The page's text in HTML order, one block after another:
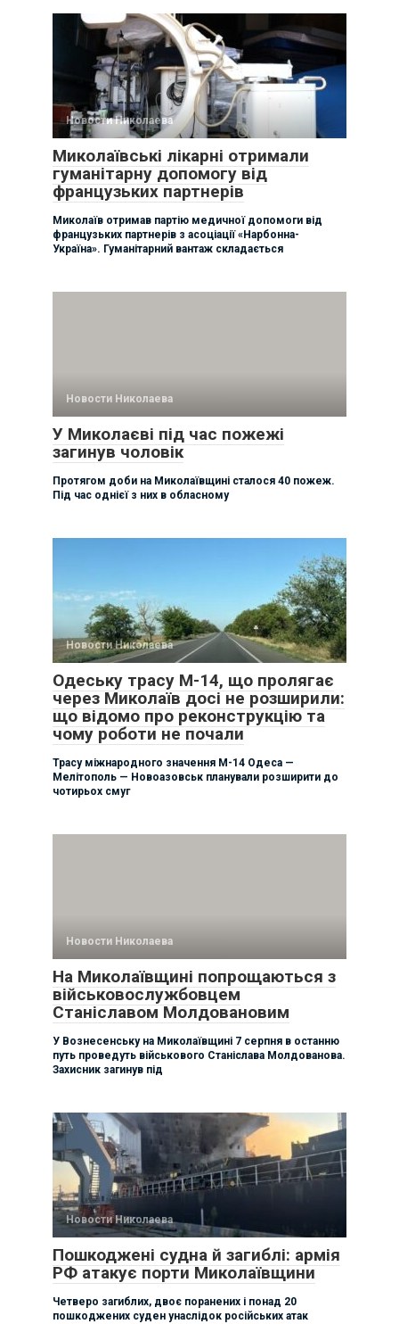
Новости Николаева
Миколаївські лікарні отримали
гуманітарну допомогу від
французьких партнерів
Миколаїв отримав партію медичної допомоги від
французьких партнерів з асоціації «Нарбонна-
Україна». Гуманітарний вантаж складається
Новости Николаева
У Миколаєві під час пожежі
загинув чоловік
Протягом доби на Миколаївщині сталося 40 пожеж.
Під час однієї з них в обласному
Новости Николаева
Одеську трасу М-14, що пролягає
через Миколаїв досі не розширили:
що відомо про реконструкцію та
чому роботи не почали
Трасу міжнародного значення М-14 Одеса —
Мелітополь — Новоазовськ планували розширити до
чотирьох смуг
Новости Николаева
На Миколаївщині попрощаються з
військовослужбовцем
Станіславом Молдовановим
У Вознесенську на Миколаївщині 7 серпня в останню
путь проведуть військового Станіслава Молдованова.
Захисник загинув під
Новости Николаева
Пошкоджені судна й загиблі: армія
РФ атакує порти Миколаївщини
Четверо загиблих, двоє поранених і понад 20
пошкоджених суден унаслідок російських атак